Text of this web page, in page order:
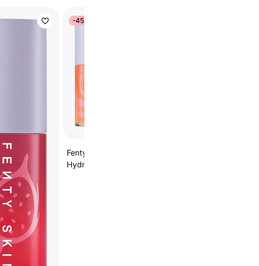
-45 kr.
Fenty Beauty Treatz
Hydrating + Strengthening